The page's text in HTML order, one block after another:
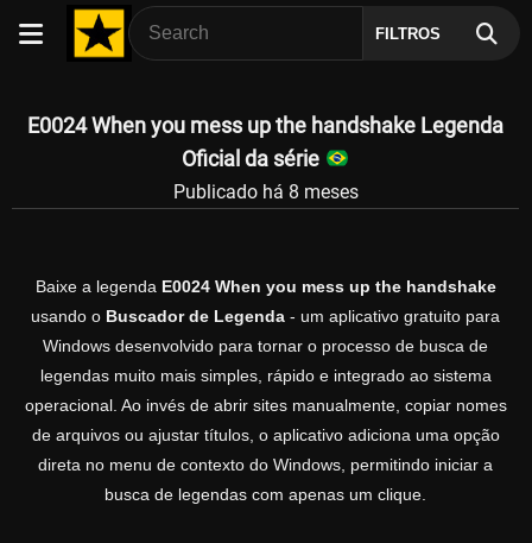
FILTROS
E0024 When you mess up the handshake Legenda
Oficial da série
Publicado há 8 meses
Baixe a legenda E0024 When you mess up the handshake
usando o Buscador de Legenda - um aplicativo gratuito para
Windows desenvolvido para tornar o processo de busca de
legendas muito mais simples, rápido e integrado ao sistema
operacional. Ao invés de abrir sites manualmente, copiar nomes
de arquivos ou ajustar títulos, o aplicativo adiciona uma opção
direta no menu de contexto do Windows, permitindo iniciar a
busca de legendas com apenas um clique.